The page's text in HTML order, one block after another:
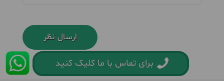
برای تماس با ما کلیک کنید